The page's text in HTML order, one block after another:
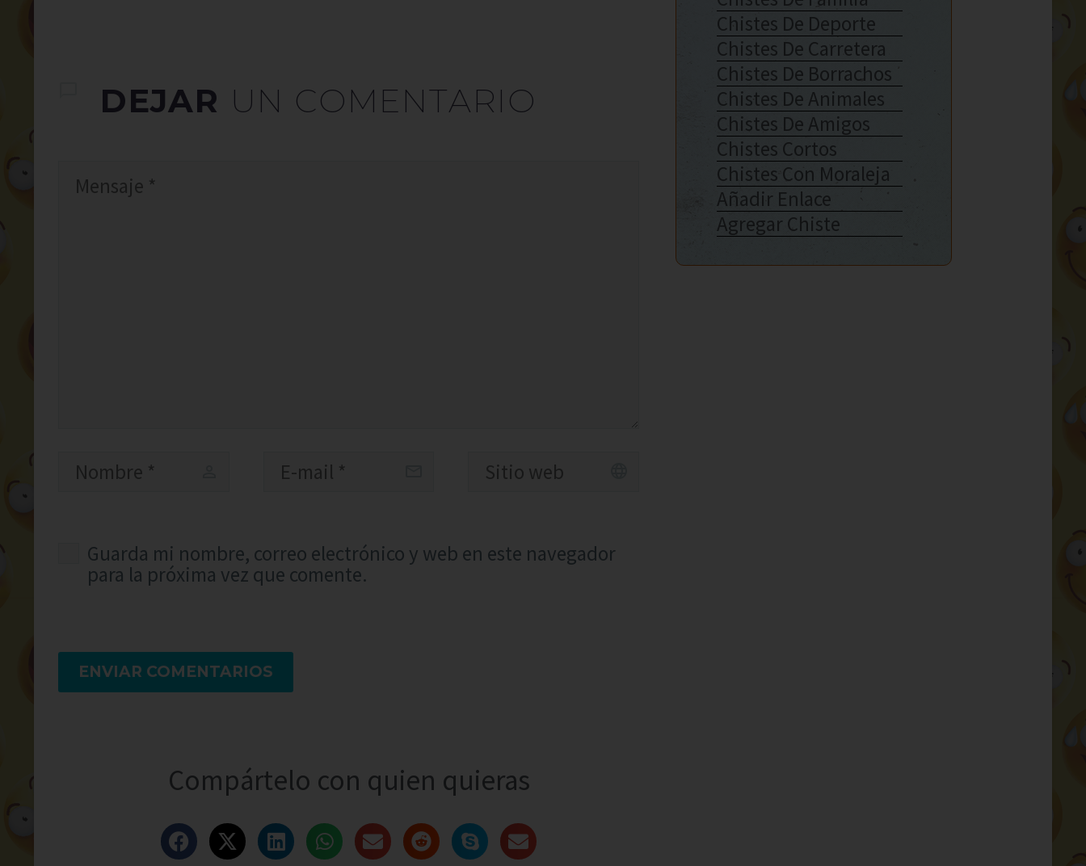
DEJAR UN COMENTARIO
Guarda mi nombre, correo electrónico y web en este navegador
para la próxima vez que comente.
ENVIAR COMENTARIOS
Compártelo con quien quieras
Chistes De Deporte
Chistes De Carretera
Chistes De Borrachos
Chistes De Animales
Chistes De Amigos
Chistes Cortos
Chistes Con Moraleja
Añadir Enlace
Agregar Chiste